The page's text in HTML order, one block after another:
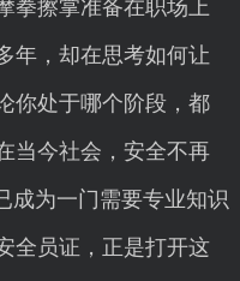
拳擦掌准备在职场上
年，却在思考如何让
你处于哪个阶段，都
当今社会，安全不再
成为一门需要专业知识
全员证，正是打开这